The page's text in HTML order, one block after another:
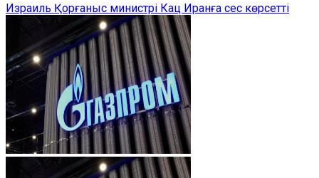
Израиль Қорғаныс министрі Кац Иранға сес көрсетті